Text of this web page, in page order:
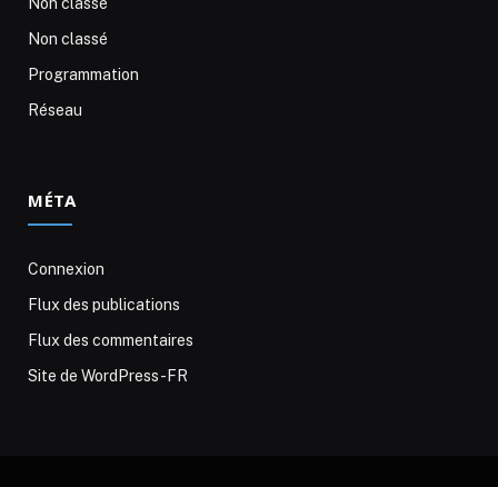
Non classé
Programmation
Réseau
MÉTA
Connexion
Flux des publications
Flux des commentaires
Site de WordPress-FR